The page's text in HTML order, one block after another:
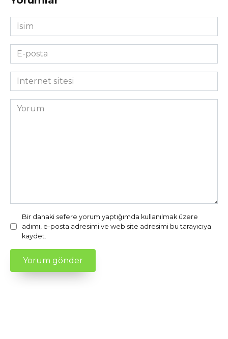
İsim
*
E-
posta
*İnternet
sitesi
Yorum
Bir dahaki sefere yorum yaptığımda kullanılmak üzere
adımı, e-posta adresimi ve web site adresimi bu tarayıcıya
kaydet.